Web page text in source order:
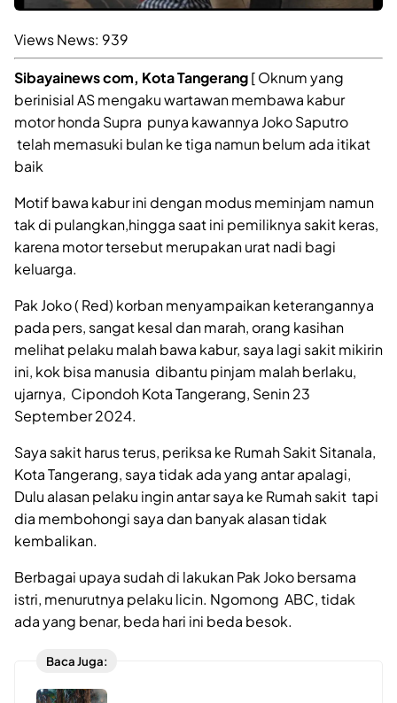
Views News: 939
Sibayainews com, Kota Tangerang[ Oknum yang
berinisial AS mengaku wartawan membawa kabur
motor honda Supra punya kawannya Joko Saputro
telah memasuki bulan ke tiga namun belum ada itikat
baik
Motif bawa kabur ini dengan modus meminjam namun
tak di pulangkan,hingga saat ini pemiliknya sakit keras,
karena motor tersebut merupakan urat nadi bagi
keluarga.
Pak Joko ( Red) korban menyampaikan keterangannya
pada pers, sangat kesal dan marah, orang kasihan
melihat pelaku malah bawa kabur, saya lagi sakit mikirin
ini, kok bisa manusia dibantu pinjam malah berlaku,
ujarnya, Cipondoh Kota Tangerang, Senin 23
September 2024.
Saya sakit harus terus, periksa ke Rumah Sakit Sitanala,
Kota Tangerang, saya tidak ada yang antar apalagi,
Dulu alasan pelaku ingin antar saya ke Rumah sakit tapi
dia membohongi saya dan banyak alasan tidak
kembalikan.
Berbagai upaya sudah di lakukan Pak Joko bersama
istri, menurutnya pelaku licin. Ngomong ABC, tidak
ada yang benar, beda hari ini beda besok.
Baca Juga: